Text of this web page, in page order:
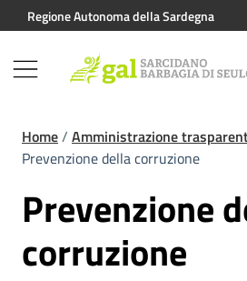
Vai ai contenuti
Vai al footer
Regione Autonoma della Sardegna
Home/ Amministrazione
Prevenzione della corruzione
Prevenzione
corruzione